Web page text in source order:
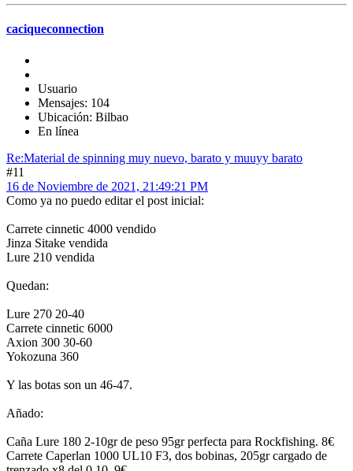
caciqueconnection
Usuario
Mensajes: 104
Ubicación: Bilbao
En línea
Re:Material de spinning muy nuevo, barato y muuyy barato
#11
16 de Noviembre de 2021, 21:49:21 PM
Como ya no puedo editar el post inicial:
Carrete cinnetic 4000 vendido
Jinza Sitake vendida
Lure 210 vendida
Quedan:
Lure 270 20-40
Carrete cinnetic 6000
Axion 300 30-60
Yokozuna 360
Y las botas son un 46-47.
Añado:
Caña Lure 180 2-10gr de peso 95gr perfecta para Rockfishing. 8€
Carrete Caperlan 1000 UL10 F3, dos bobinas, 205gr cargado de